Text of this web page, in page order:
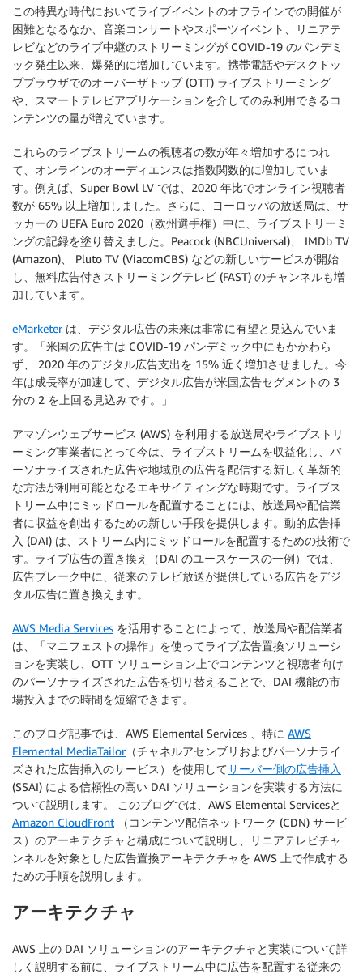
この特異な時代においてライブイベントのオフラインでの開催が
困難となるなか、音楽コンサートやスポーツイベント、リニアテ
レビなどのライブ中継のストリーミングが COVID-19 のパンデミ
ック発生以来、爆発的に増加しています。携帯電話やデスクトッ
プブラウザでのオーバーザトップ (OTT) ライブストリーミング
や、スマートテレビアプリケーションを介してのみ利用できるコ
ンテンツの量が増えています。
これらのライブストリームの視聴者の数が年々増加するにつれ
て、オンラインのオーディエンスは指数関数的に増加していま
す。例えば、Super Bowl LV では、2020 年比でオンライン視聴者
数が 65% 以上増加しました。さらに、ヨーロッパの放送局は、サ
ッカーの UEFA Euro 2020（欧州選手権）中に、ライブストリーミ
ングの記録を塗り替えました。Peacock (NBCUniversal)、 IMDb TV
(Amazon)、 Pluto TV (ViacomCBS) などの新しいサービスが開始
し、無料広告付きストリーミングテレビ (FAST) のチャンネルも増
加しています。
eMarketerは、デジタル広告の未来は非常に有望と見込んでいま
す。「米国の広告主は COVID-19 パンデミック中にもかかわら
ず、 2020 年のデジタル広告支出を 15% 近く増加させました。今
年は成長率が加速して、デジタル広告が米国広告セグメントの 3
分の 2 を上回る見込みです。」
アマゾンウェブサービス (AWS) を利用する放送局やライブストリ
ーミング事業者にとって今は、ライブストリームを収益化し、パ
ーソナライズされた広告や地域別の広告を配信する新しく革新的
な方法が利用可能となるエキサイティングな時期です。ライブス
トリーム中にミッドロールを配置することには、放送局や配信業
者に収益を創出するための新しい手段を提供します。動的広告挿
入 (DAI) は、ストリーム内にミッドロールを配置するための技術で
す。ライブ広告の置き換え（DAI のユースケースの一例）では、
広告ブレーク中に、従来のテレビ放送が提供している広告をデジ
タル広告に置き換えます。
AWS Media Services を活用することによって、放送局や配信業者
は、「マニフェストの操作」を使ってライブ広告置換ソリューシ
ョンを実装し、OTT ソリューション上でコンテンツと視聴者向け
のパーソナライズされた広告を切り替えることで、DAI 機能の市
場投入までの時間を短縮できます。
このブログ記事では、AWS Elemental Services 、特に AWS
Elemental MediaTailor（チャネルアセンブリおよびパーソナライ
ズされた広告挿入のサービス）を使用してサーバー側の広告挿入
(SSAI) による信頼性の高い DAI ソリューションを実装する方法に
ついて説明します。 このブログでは、AWS Elemental Servicesと
Amazon CloudFront （コンテンツ配信ネットワーク (CDN) サービ
ス）のアーキテクチャと構成について説明し、リニアテレビチャ
ンネルを対象とした広告置換アーキテクチャを AWS 上で作成する
ための手順を説明します。
アーキテクチャ
AWS 上の DAI ソリューションのアーキテクチャと実装について詳
しく説明する前に、ライブストリーム中に広告を配置する従来の